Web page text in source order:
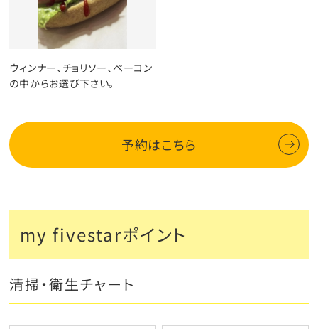
ウィンナー、チョリソー、ベーコン
の中からお選び下さい。
予約はこちら
my fivestarポイント
清掃・衛生チャート